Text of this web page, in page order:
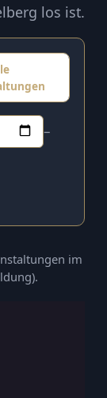
los ist.
–
im